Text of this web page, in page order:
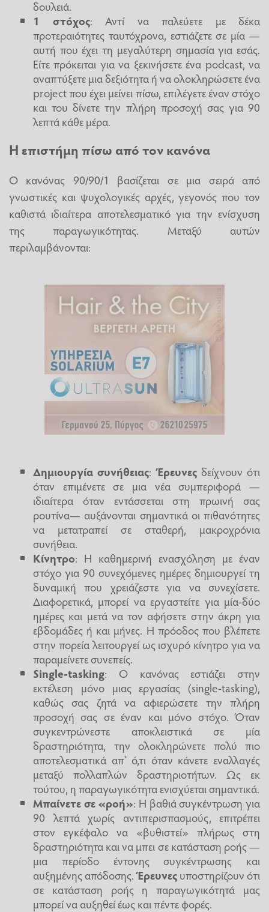
δουλειά.
1 στόχος: Αντί να παλεύετε με δέκα
προτεραιότητες ταυτόχρονα, εστιάζετε σε μία —
αυτή που έχει τη μεγαλύτερη σημασία για εσάς.
Είτε πρόκειται για να ξεκινήσετε ένα podcast, να
αναπτύξετε μια δεξιότητα ή να ολοκληρώσετε ένα
project που έχει μείνει πίσω, επιλέγετε έναν στόχο
και του δίνετε την πλήρη προσοχή σας για 90
λεπτά κάθε μέρα.
Η επιστήμη πίσω από τον κανόνα
Ο κανόνας 90/90/1 βασίζεται σε μια σειρά από
γνωστικές και ψυχολογικές αρχές, γεγονός που τον
καθιστά ιδιαίτερα αποτελεσματικό για την ενίσχυση
της παραγωγικότητας. Μεταξύ αυτών
περιλαμβάνονται:
Δημιουργία συνήθειας:Έρευνεςδείχνουν ότι
όταν επιμένετε σε μια νέα συμπεριφορά —
ιδιαίτερα όταν εντάσσεται στη πρωινή σας
ρουτίνα— αυξάνονται σημαντικά οι πιθανότητες
να μετατραπεί σε σταθερή, μακροχρόνια
συνήθεια.
Κίνητρο: Η καθημερινή ενασχόληση με έναν
στόχο για 90 συνεχόμενες ημέρες δημιουργεί τη
δυναμική που χρειάζεστε για να συνεχίσετε.
Διαφορετικά, μπορεί να εργαστείτε για μία-δύο
ημέρες και μετά να τον αφήσετε στην άκρη για
εβδομάδες ή και μήνες. Η πρόοδος που βλέπετε
στην πορεία λειτουργεί ως ισχυρό κίνητρο για να
παραμείνετε συνεπείς.
Single-tasking: Ο κανόνας εστιάζει στην
εκτέλεση μόνο μιας εργασίας (single-tasking),
καθώς σας ζητά να αφιερώσετε την πλήρη
προσοχή σας σε έναν και μόνο στόχο. Όταν
συγκεντρώνεστε αποκλειστικά σε μία
δραστηριότητα, την ολοκληρώνετε πολύ πιο
αποτελεσματικά απ’ ό,τι όταν κάνετε εναλλαγές
μεταξύ πολλαπλών δραστηριοτήτων. Ως εκ
τούτου, η παραγωγικότητα ενισχύεται σημαντικά.
Μπαίνετε σε «ροή»: Η βαθιά συγκέντρωση για
90 λεπτά χωρίς αντιπερισπασμούς, επιτρέπει
στον εγκέφαλο να «βυθιστεί» πλήρως στη
δραστηριότητα και να μπει σε κατάσταση ροής —
μια περίοδο έντονης συγκέντρωσης και
αυξημένης απόδοσης.Έρευνεςυποστηρίζουν ότι
σε κατάσταση ροής η παραγωγικότητά μας
μπορεί να αυξηθεί έως και πέντε φορές.